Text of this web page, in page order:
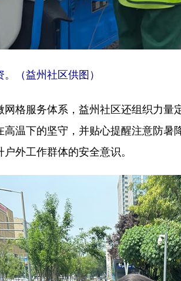
（益州社区供图）
格服务体系，益州社区还组织力
温下的坚守，并贴心提醒注意防暑
外工作群体的安全意识。